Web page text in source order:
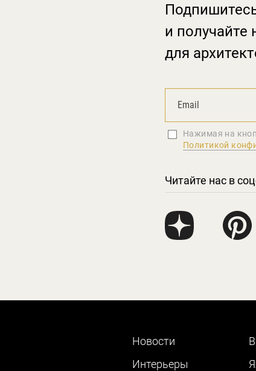
и получайте
для
Нажимая на
Политикой
Читайте нас в
Новости
Интерьеры